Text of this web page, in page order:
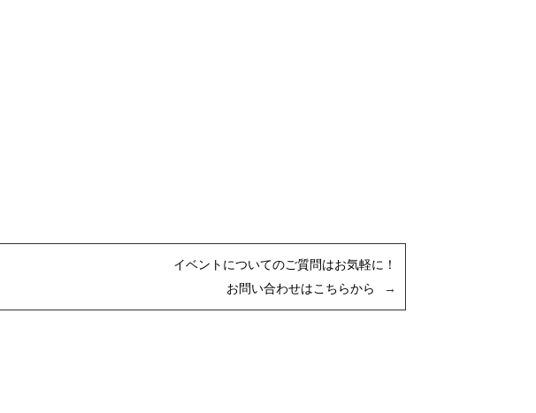
イベントについてのご質問はお気軽に！
お問い合わせはこちらから